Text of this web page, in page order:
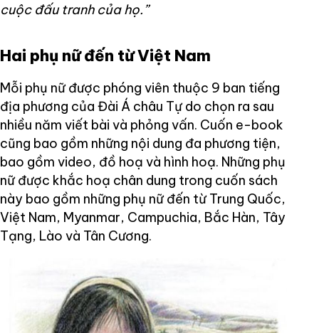
cuộc đấu tranh của họ.”
Hai phụ nữ đến từ Việt Nam
Mỗi phụ nữ được phóng viên thuộc 9 ban tiếng
địa phương của Đài Á châu Tự do chọn ra sau
nhiều năm viết bài và phỏng vấn. Cuốn e-book
cũng bao gồm những nội dung đa phương tiện,
bao gồm video, đồ hoạ và hình hoạ. Những phụ
nữ được khắc hoạ chân dung trong cuốn sách
này bao gồm những phụ nữ đến từ Trung Quốc,
Việt Nam, Myanmar, Campuchia, Bắc Hàn, Tây
Tạng, Lào và Tân Cương.